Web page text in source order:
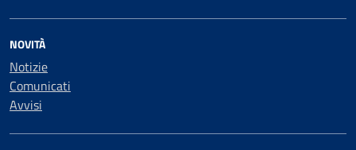
NOVITÀ
Notizie
Comunicati
Avvisi